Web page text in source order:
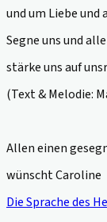
und um Liebe und
Segne uns und
stärke uns auf
(Text & Melodie:
Allen einen
wünscht Caroline
Die Sprache des